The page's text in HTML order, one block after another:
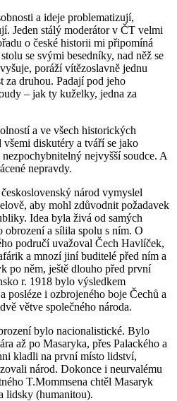
a ideje problematizují,
Jeden stálý moderátor v ČT velmi
o české historii mi připomíná
se svými besedníky, nad něž se
poráží vítězoslavně jednu
za druhou. Padají pod jeho
– jak ty kuželky, jedna za
a ve všech historických
diskutéry a tváří se jako
nejvyšší soudce. A
nepravdy.
národ vymyslel
aby mohl zdůvodnit požadavek
Idea byla živá od samých
obrození a sílila spolu s ním. O
područí uvažoval Čech Havlíček,
a mnozí jiní buditelé před ním a
po něm, ještě dlouho před první
r. 1918 bylo výsledkem
posléze i ozbrojeného boje Čechů a
větve společného národa.
bylo nacionalistické. Bylo
až po Masaryka, přes Palackého a
kladli na první místo lidství,
národ. Dokonce i neurvalému
T.Mommsena chtěl Masaryk
lidsky (humanitou).